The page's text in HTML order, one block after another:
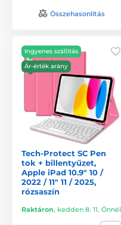
Összehasonlítás
Ingyenes szállítás
Ár-érték arány
Tech-Protect SC Pen
tok + billentyűzet,
Apple iPad 10.9" 10 /
2022 / 11" 11 / 2025,
rózsaszín
Raktáron, kedden 8. 11. Önnél